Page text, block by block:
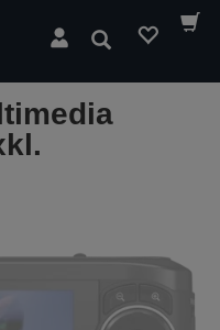
Søk